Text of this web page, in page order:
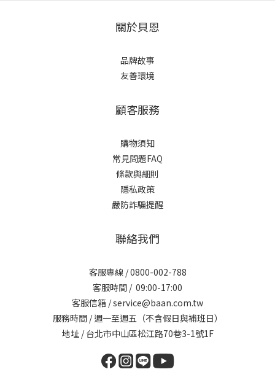
關於貝恩
品牌故事
友善環境
顧客服務
購物須知
常見問題FAQ
條款與細則
隱私政策
嚴防詐騙提醒
聯絡我們
客服專線 / 0800-002-788
客服時間 / 09:00-17:00
客服信箱 / service@baan.com.tw
服務時間 / 週一至週五（不含假日與補班日）
地址 / 台北市中山區松江路70巷3-1號1F